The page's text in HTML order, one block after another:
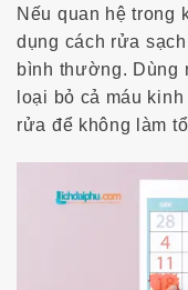
Nếu quan hệ trong
dụng cách rửa
bình thường. Dùng
loại bỏ cả máu
rửa để không làm